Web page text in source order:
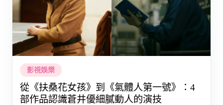
影視娛樂
從《扶桑花女孩》到《氣體人第一號》：4
部作品認識蒼井優細膩動人的演技